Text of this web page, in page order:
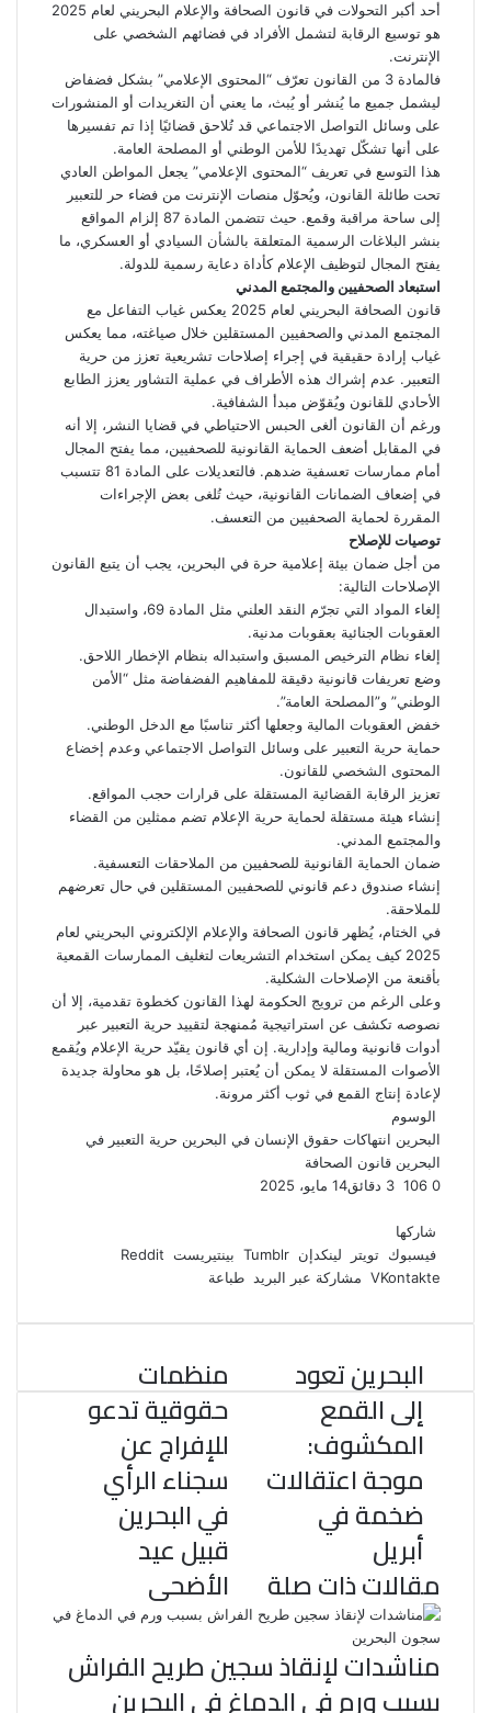
أحد أكبر التحولات في قانون الصحافة والإعلام البحريني لعام 2025
هو توسيع الرقابة لتشمل الأفراد في فضائهم الشخصي على
الإنترنت.
فالمادة 3 من القانون تعرّف “المحتوى الإعلامي” بشكل فضفاض
ليشمل جميع ما يُنشر أو يُبث، ما يعني أن التغريدات أو المنشورات
على وسائل التواصل الاجتماعي قد تُلاحق قضائيًا إذا تم تفسيرها
على أنها تشكّل تهديدًا للأمن الوطني أو المصلحة العامة.
هذا التوسع في تعريف “المحتوى الإعلامي” يجعل المواطن العادي
تحت طائلة القانون، ويُحوّل منصات الإنترنت من فضاء حر للتعبير
إلى ساحة مراقبة وقمع. حيث تتضمن المادة 87 إلزام المواقع
بنشر البلاغات الرسمية المتعلقة بالشأن السيادي أو العسكري، ما
يفتح المجال لتوظيف الإعلام كأداة دعاية رسمية للدولة.
استبعاد الصحفيين والمجتمع المدني
قانون الصحافة البحريني لعام 2025 يعكس غياب التفاعل مع
المجتمع المدني والصحفيين المستقلين خلال صياغته، مما يعكس
غياب إرادة حقيقية في إجراء إصلاحات تشريعية تعزز من حرية
التعبير. عدم إشراك هذه الأطراف في عملية التشاور يعزز الطابع
الأحادي للقانون ويُقوّض مبدأ الشفافية.
ورغم أن القانون ألغى الحبس الاحتياطي في قضايا النشر، إلا أنه
في المقابل أضعف الحماية القانونية للصحفيين، مما يفتح المجال
أمام ممارسات تعسفية ضدهم. فالتعديلات على المادة 81 تتسبب
في إضعاف الضمانات القانونية، حيث تُلغى بعض الإجراءات
المقررة لحماية الصحفيين من التعسف.
توصيات للإصلاح
من أجل ضمان بيئة إعلامية حرة في البحرين، يجب أن يتبع القانون
الإصلاحات التالية:
إلغاء المواد التي تجرّم النقد العلني مثل المادة 69، واستبدال
العقوبات الجنائية بعقوبات مدنية.
إلغاء نظام الترخيص المسبق واستبداله بنظام الإخطار اللاحق.
وضع تعريفات قانونية دقيقة للمفاهيم الفضفاضة مثل “الأمن
الوطني” و”المصلحة العامة”.
خفض العقوبات المالية وجعلها أكثر تناسبًا مع الدخل الوطني.
حماية حرية التعبير على وسائل التواصل الاجتماعي وعدم إخضاع
المحتوى الشخصي للقانون.
تعزيز الرقابة القضائية المستقلة على قرارات حجب المواقع.
إنشاء هيئة مستقلة لحماية حرية الإعلام تضم ممثلين من القضاء
والمجتمع المدني.
ضمان الحماية القانونية للصحفيين من الملاحقات التعسفية.
إنشاء صندوق دعم قانوني للصحفيين المستقلين في حال تعرضهم
للملاحقة.
في الختام، يُظهر قانون الصحافة والإعلام الإلكتروني البحريني لعام
2025 كيف يمكن استخدام التشريعات لتغليف الممارسات القمعية
بأقنعة من الإصلاحات الشكلية.
وعلى الرغم من ترويج الحكومة لهذا القانون كخطوة تقدمية، إلا أن
نصوصه تكشف عن استراتيجية مُمنهجة لتقييد حرية التعبير عبر
أدوات قانونية ومالية وإدارية. إن أي قانون يقيّد حرية الإعلام ويُقمع
الأصوات المستقلة لا يمكن أن يُعتبر إصلاحًا، بل هو محاولة جديدة
لإعادة إنتاج القمع في ثوب أكثر مرونة.
الوسوم
البحرين انتهاكات حقوق الإنسان في البحرين حرية التعبير في
البحرين قانون الصحافة
14 مايو، 2025
0
ي
س
ب
ك
و
ي
ت
ي
ن
ك
إ
T
u
m
l
ي
ن
ت
ر
س
ت
R
e
d
i
ا
ت
س
ب
شاركها
فيسبوك تويتر لينكدإن بينتيريست
مشاركة عبر البريد طباعة
منظمات
حقوقية تدعو
للإفراج عن
سجناء الرأي
في البحرين
قبيل عيد
الأضحى
البحرين تعود
إلى القمع
المكشوف:
موجة اعتقالات
ضخمة في
أبريل
مقالات ذات صلة
مناشدات لإنقاذ سجين طريح الفراش
بسبب ورم في الدماغ في البحرين